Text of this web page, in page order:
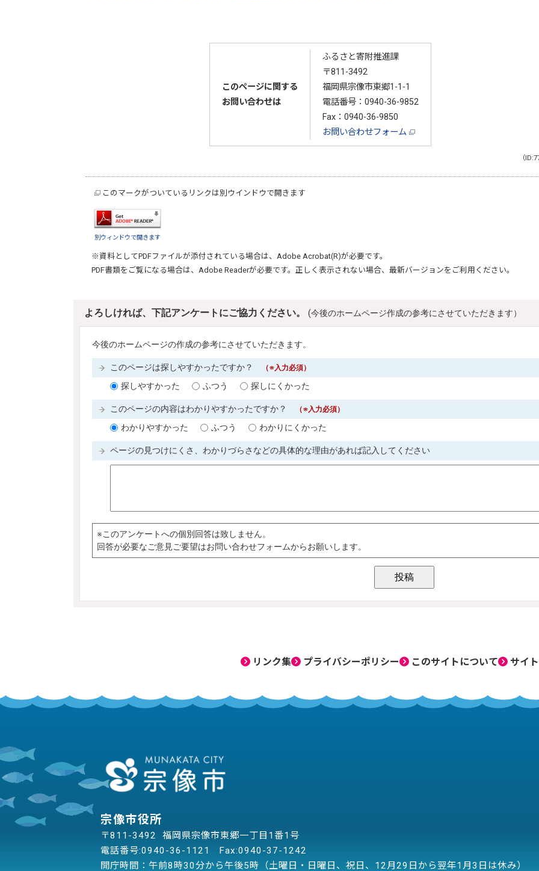
このページに関する
お問い合わせは
ふるさと寄附推進課
〒811-3492
福岡県宗像市東郷1-1-1
電話番号： 0940-36-9852
Fax：0940-36-9850
お問い合わせフォーム
（
このマークがついているリンクは別ウインドウで開きます
別ウィンドウで開きます
※資料としてPDFファイルが添付されている場合は、 Adobe Acrobat(R)が必要です。
PDF書類をご覧になる場合は、 Adobe Readerが必要です。正しく表示されない場合、最新バージョンをご利用ください。
リンク集 プライバシーポリシー このサイトについて サイ
宗像市役所
〒811-3492 福岡県宗像市東郷一丁目1番1号
電話番号:0940-36-1121
Fax:0940-37-1242
開庁時間：午前8時30分から午後5時（土曜日・日曜日、祝日、12月29日から翌年1月3日は休み）